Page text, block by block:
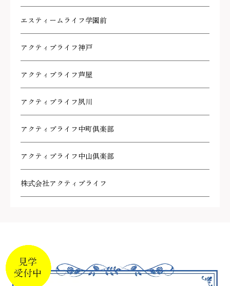
エスティームライフ学園前
アクティブライフ神戸
アクティブライフ芦屋
アクティブライフ夙川
アクティブライフ中町倶楽部
アクティブライフ中山倶楽部
株式会社アクティブライフ